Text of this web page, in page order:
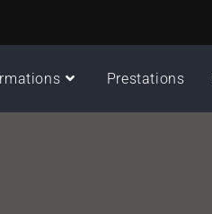
Prestations